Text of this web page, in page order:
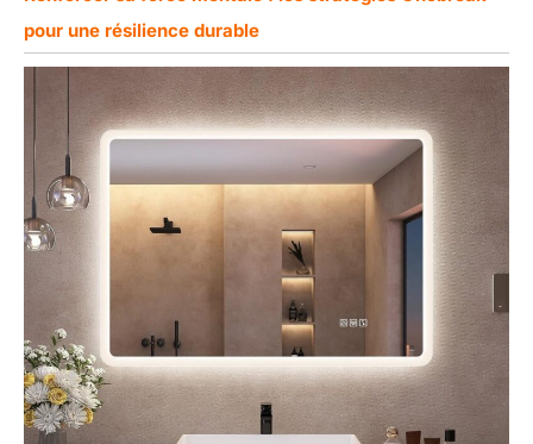
pour une résilience durable